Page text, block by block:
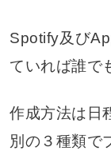
Spotify及び
ていれば誰で
作成方法は日
別の３種類で